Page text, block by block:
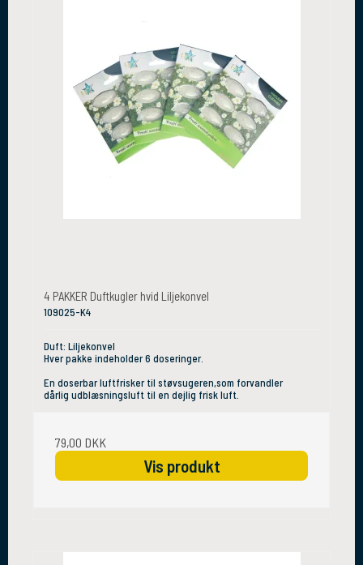
4 PAKKER Duftkugler hvid Liljekonvel
109025-K4
Duft: Liljekonvel
Hver pakke indeholder 6 doseringer.
En doserbar luftfrisker til støvsugeren,som forvandler
dårlig udblæsningsluft til en dejlig frisk luft.
79,00 DKK
Vis produkt